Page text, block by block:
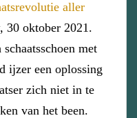
aller
, 30 oktober 2021.
met
ijzer een oplossing
zich niet in te
van het been.